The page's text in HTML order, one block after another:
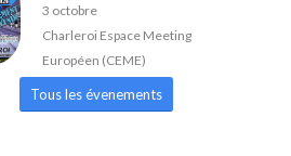
3 octobre
Charleroi Espace Meeting
Européen (CEME)
Tous les évenements